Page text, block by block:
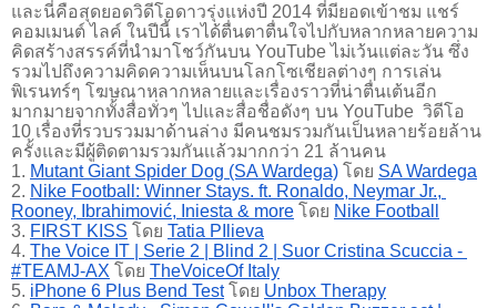
และนี่คือสุดยอดวิดีโอดาวรุ่งแห่งปี 2014 ที่มียอดเข้าชม แชร์
คอมเมนต์ ไลค์ ในปีนี้ เราได้ตื่นตาตื่นใจไปกับหลากหลายความ
คิดสร้างสรรค์ที่นำมาโชว์กันบน YouTube ไม่เว้นแต่ละวัน ซึ่ง
รวมไปถึงความคิดความเห็นบนโลกโซเชียลต่างๆ การเล่น
พิเรนทร์ๆ โฆษณาหลากหลายและเรื่องราวที่น่าตื่นเต้นอีก
มากมายจากทั้งสื่อทั่วๆ ไปและสื่อชื่อดังๆ บน YouTube  วิดีโอ
10 เรื่องที่รวบรวมมาด้านล่าง มีคนชมรวมกันเป็นหลายร้อยล้าน
ครั้งและมีผู้ติดตามรวมกันเเล้วมากกว่า 21 ล้านคน
1. Mutant Giant Spider Dog (SA Wardega) โดย SA Wardega
2. Nike Football: Winner Stays. ft. Ronaldo, Neymar Jr.,
Rooney, Ibrahimović, Iniesta & more โดย Nike Football
3. FIRST KISS โดย Tatia PIlieva
4. The Voice IT | Serie 2 | Blind 2 | Suor Cristina Scuccia -
#TEAMJ-AX โดย TheVoiceOf Italy
5. iPhone 6 Plus Bend Test โดย Unbox Therapy